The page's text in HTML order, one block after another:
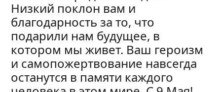
Низкий поклон вам и
благодарность за то, что
подарили нам будущее, в
котором мы живет. Ваш героизм
и самопожертвование навсегда
останутся в памяти каждого